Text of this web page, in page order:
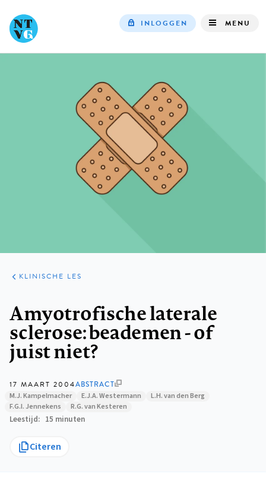
INLOGGEN MENU
ARTIKELEN
PRAKTIJK
KLINISCHE LES
Amyotrofische laterale
sclerose: beademen - of
juist niet?
17 MAART 2004ABSTRACT
M.J. Kampelmacher E.J.A. Westermann
L.H. van den Berg
F.G.I. Jennekens
R.G. van Kesteren
Leestijd 15 minuten
Citeren